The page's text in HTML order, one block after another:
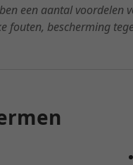
een aantal
fouten, bescherming